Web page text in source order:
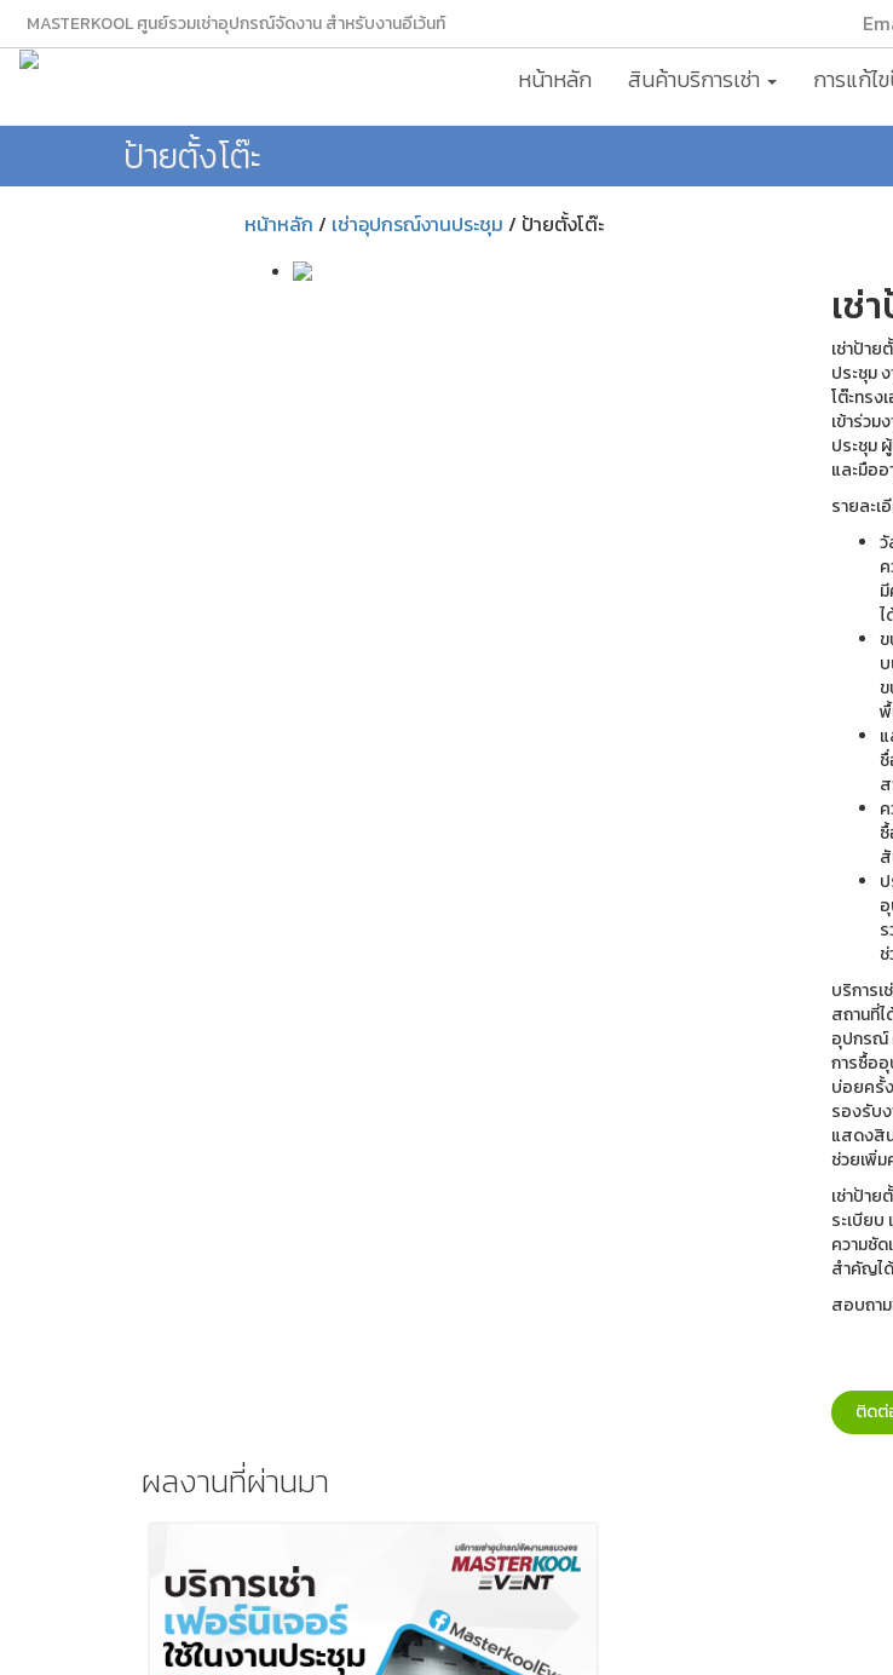
MASTERKOOL ศูนย์รวมเช่าอุปกรณ์จัดงาน สำหรับงานอีเว้นท์
หน้าหลัก สินค้าบริการเช่า การแก้ไ
ป้ายตั้งโต๊ะ
หน้าหลัก / เช่าอุปกรณ์งานประชุม / ป้ายตั้งโต๊ะ
เช่
เช่าป้า
ประชุม
โต๊ะทรง
เข้าร่ว
ประชุม
และมือ
รายละเ
บริการ
สถานที่
อุปกรณ์
การซื้อ
บ่อยครั้ง
รองรับง
แสดงสิ
ช่วยเพิ่ม
เช่าป้าย
ระเบีย
ความชัด
สำคัญไ
สอบถา
ติดต่
ผลงานที่ผ่านมา